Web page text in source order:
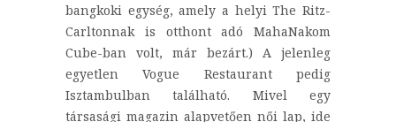
bangkoki egység, amely a helyi The Ritz-
Carltonnak is otthont adó MahaNakom
Cube-ban volt, már bezárt.) A jelenleg
egyetlen Vogue Restaurant pedig
Isztambulban található. Mivel egy
társasági magazin alapvetően női lap, ide